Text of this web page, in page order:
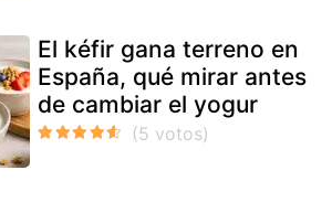
El kéfir gana terreno en
España, qué mirar antes
de cambiar el yogur